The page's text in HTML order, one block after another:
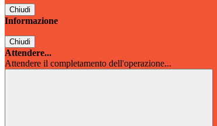
Chiudi
Informazione
Chiudi
Attendere...
Attendere il completamento dell'operazione...